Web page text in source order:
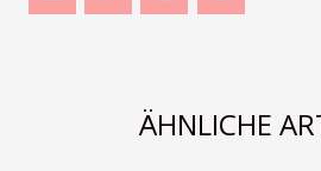
ÄHNLICHE